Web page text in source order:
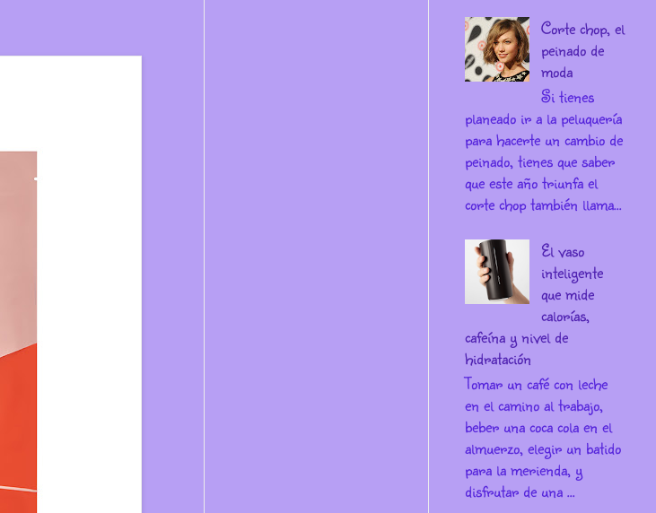
Corte chop, el
peinado de
moda
Si tienes
planeado ir a la peluquería
para hacerte un cambio de
peinado, tienes que saber
que este año triunfa el
corte chop también llama...
El vaso
inteligente
que mide
calorías,
cafeína y nivel de
hidratación
Tomar un café con leche
en el camino al trabajo,
beber una coca cola en el
almuerzo, elegir un batido
para la merienda, y
disfrutar de una ...